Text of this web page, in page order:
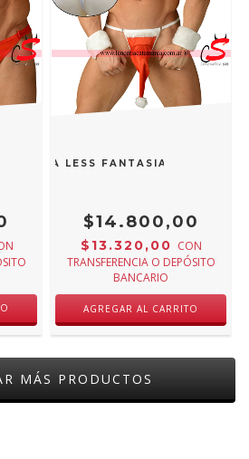
ROJO 171R
TANGA LESS FANTASIA PAPA
$14.800,00
$13.320,00 CON
TRANSFERENCIA O DEPÓSITO
BANCARIO
MÁS PRODUCTOS